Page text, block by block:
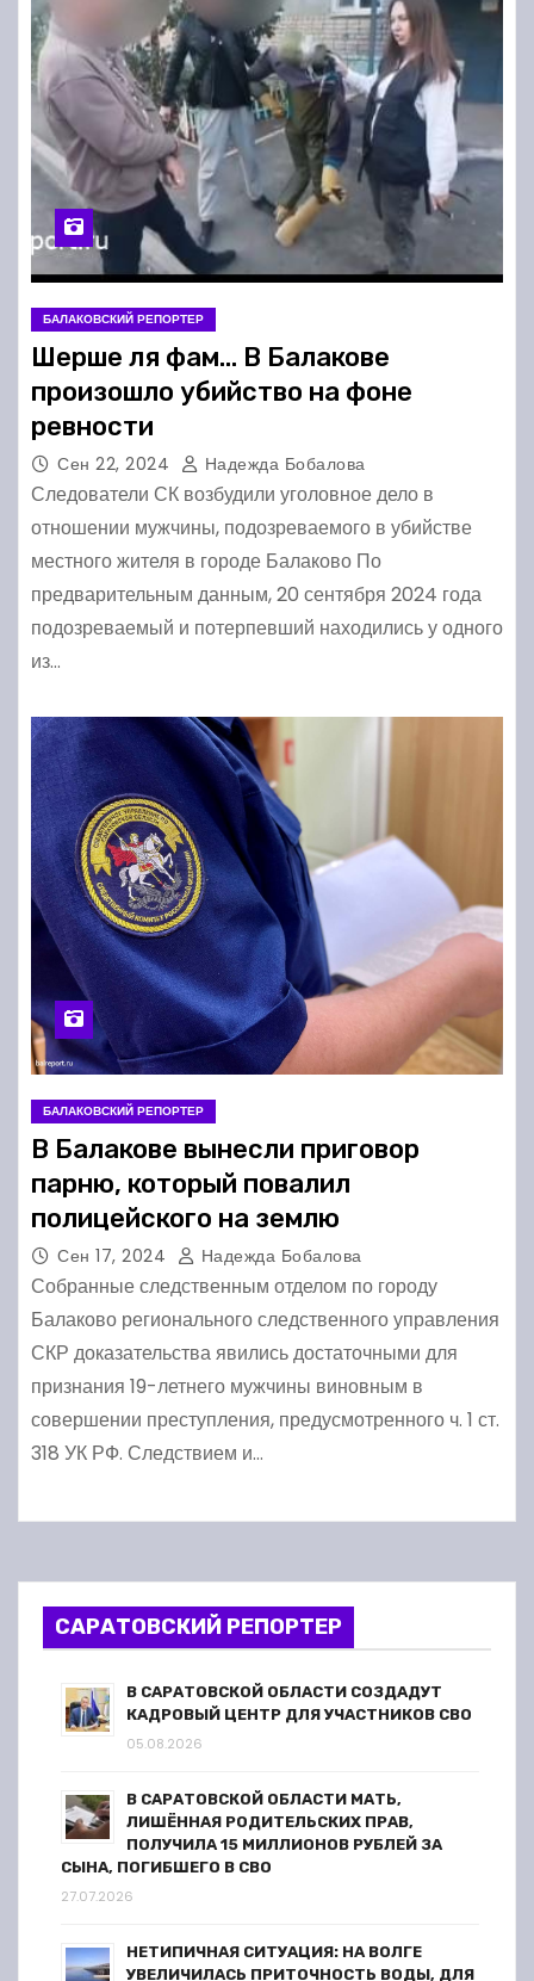
БАЛАКОВСКИЙ РЕПОРТЕР
Шерше ля фам… В Балакове
произошло убийство на фоне
ревности
Сен 22, 2024 Надежда Бобалова
Следователи СК возбудили уголовное дело в
отношении мужчины, подозреваемого в убийстве
местного жителя в городе Балаково По
предварительным данным, 20 сентября 2024 года
подозреваемый и потерпевший находились у одного
из…
БАЛАКОВСКИЙ РЕПОРТЕР
В Балакове вынесли приговор
парню, который повалил
полицейского на землю
Сен 17, 2024 Надежда Бобалова
Собранные следственным отделом по городу
Балаково регионального следственного управления
СКР доказательства явились достаточными для
признания 19-летнего мужчины виновным в
совершении преступления, предусмотренного ч. 1 ст.
318 УК РФ. Следствием и…
САРАТОВСКИЙ РЕПОРТЕР
В САРАТОВСКОЙ ОБЛАСТИ СОЗДАДУТ
КАДРОВЫЙ ЦЕНТР ДЛЯ УЧАСТНИКОВ СВО
05.08.2026
В САРАТОВСКОЙ ОБЛАСТИ МАТЬ,
ЛИШЁННАЯ РОДИТЕЛЬСКИХ ПРАВ,
ПОЛУЧИЛА 15 МИЛЛИОНОВ РУБЛЕЙ ЗА
СЫНА, ПОГИБШЕГО В СВО
27.07.2026
НЕТИПИЧНАЯ СИТУАЦИЯ: НА ВОЛГЕ
УВЕЛИЧИЛАСЬ ПРИТОЧНОСТЬ ВОДЫ, ДЛЯ